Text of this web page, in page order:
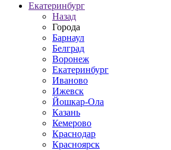
Екатеринбург
Назад
Города
Барнаул
Белград
Воронеж
Екатеринбург
Иваново
Ижевск
Йошкар-Ола
Казань
Кемерово
Краснодар
Красноярск